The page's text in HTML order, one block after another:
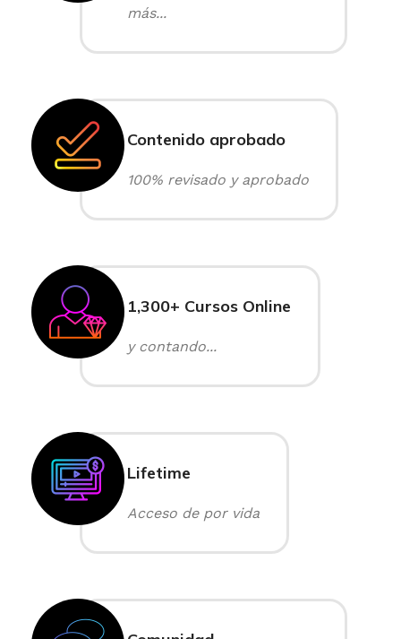
más...
Contenido aprobado
100% revisado y aprobado
1,300+ Cursos Online
y contando...
Lifetime
Acceso de por vida